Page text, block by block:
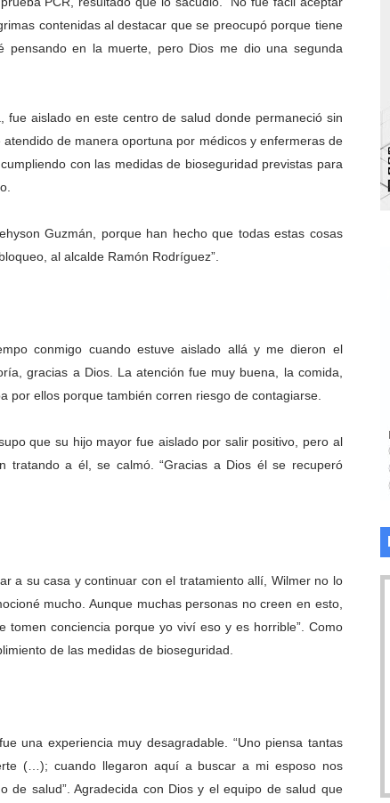
Semana Mundial de la Lactancia Materna
2026" brinda recreación y cultura a niños del
clubes deportivos de Zea en una enriquecedora
en Mérida con plan de actualización y atención
del OAN para la instalación del detector Cherenkov
contenidas al destacar que se preocupó porque tiene
pensando en la muerte, pero Dios me dio una segunda
fue aislado en este centro de salud donde permaneció sin
de manera oportuna por médicos y enfermeras de
con las medidas de bioseguridad previstas para
Guzmán, porque han hecho que todas estas cosas
al alcalde Ramón Rodríguez”.
conmigo cuando estuve aislado allá y me dieron el
gracias a Dios. La atención fue muy buena, la comida,
por ellos porque también corren riesgo de contagiarse.
que su hijo mayor fue aislado por salir positivo, pero al
tratando a él, se calmó. “Gracias a Dios él se recuperó
a su casa y continuar con el tratamiento allí, Wilmer no lo
mucho. Aunque muchas personas no creen en esto,
conciencia porque yo viví eso y es horrible”. Como
de las medidas de bioseguridad.
una experiencia muy desagradable. “Uno piensa tantas
(…); cuando llegaron aquí a buscar a mi esposo nos
de salud”. Agradecida con Dios y el equipo de salud que